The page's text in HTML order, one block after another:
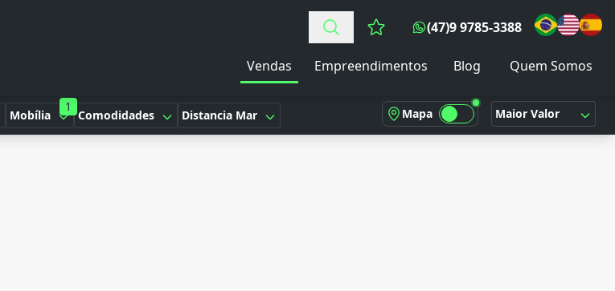
Favoritos (0 itens)
(47)9 9785-3388
Vendas Empreendimentos Blog Quem Somos
1
Mobília Comodidades Distancia Mar Mapa Maior Valor